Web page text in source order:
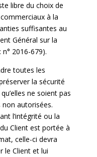
libre du choix de
à la
suffisantes au
Général sur la
2016-679).
toutes les
la sécurité
ne soient pas
autorisées.
l’intégrité ou la
Client est portée à
celle-ci devra
le Client et lui